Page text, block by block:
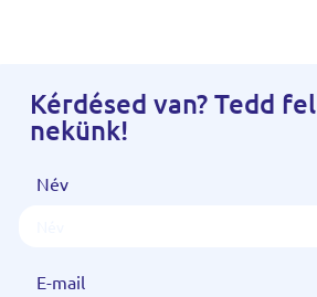
Kérdésed van? Tedd fel
nekünk!
Név
E-mail